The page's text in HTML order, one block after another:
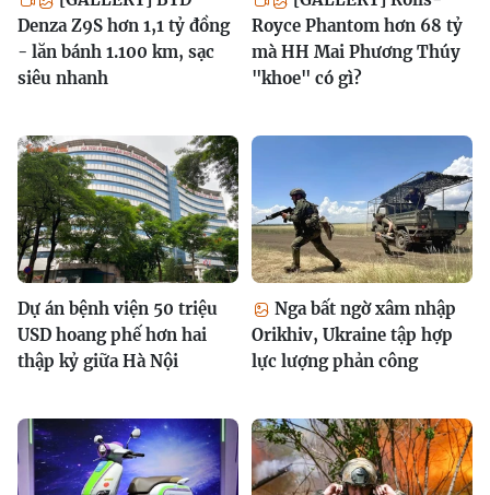
Denza Z9S hơn 1,1 tỷ đồng
- lăn bánh 1.100 km, sạc
siêu nhanh
Royce Phantom hơn 68 tỷ
mà HH Mai Phương Thúy
"khoe" có gì?
Dự án bệnh viện 50 triệu
USD hoang phế hơn hai
thập kỷ giữa Hà Nội
Nga bất ngờ xâm nhập
Orikhiv, Ukraine tập hợp
lực lượng phản công